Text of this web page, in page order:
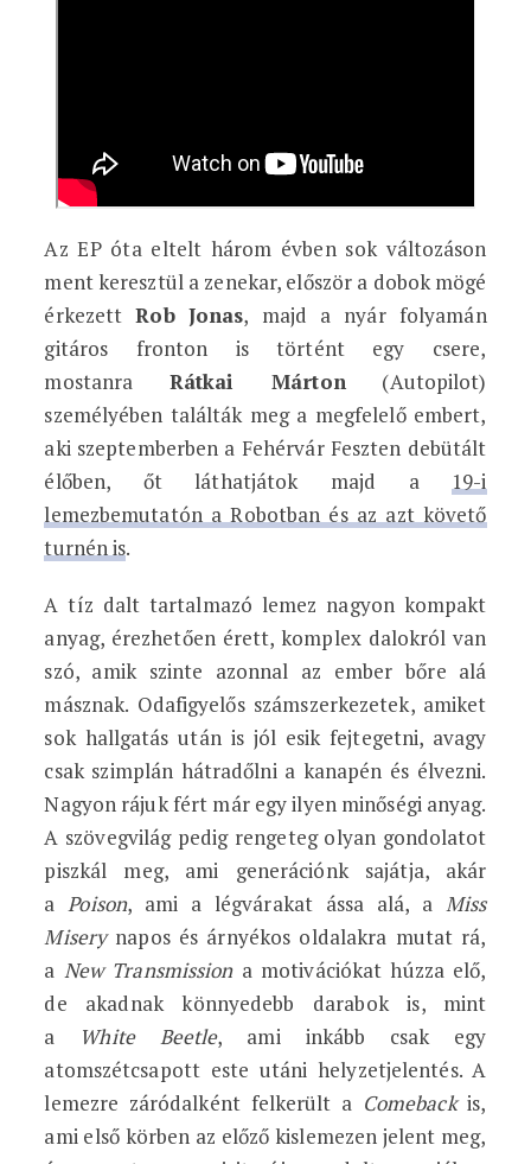
Az EP óta eltelt három évben sok változáson
ment keresztül a zenekar, először a dobok mögé
érkezettRob Jonas, majd a nyár folyamán
gitáros fronton is történt egy csere,
mostanra Rátkai Márton(Autopilot)
személyében találták meg a megfelelő embert,
aki szeptemberben a Fehérvár Feszten debütált
élőben, őt láthatjátok majd a 19-i
lemezbemutatón a Robotban és az azt követő
turnén is.
A tíz dalt tartalmazó lemez nagyon kompakt
anyag, érezhetően érett, komplex dalokról van
szó, amik szinte azonnal az ember bőre alá
másznak. Odafigyelős számszerkezetek, amiket
sok hallgatás után is jól esik fejtegetni, avagy
csak szimplán hátradőlni a kanapén és élvezni.
Nagyon rájuk fért már egy ilyen minőségi anyag.
A szövegvilág pedig rengeteg olyan gondolatot
piszkál meg, ami generációnk sajátja, akár
aPoison, ami a légvárakat ássa alá, a Miss
Miserynapos és árnyékos oldalakra mutat rá,
a New Transmissiona motivációkat húzza elő,
de akadnak könnyedebb darabok is, mint
a
White Beetle, ami inkább csak egy
atomszétcsapott este utáni helyzetjelentés. A
lemezre záródalként felkerült a Comebackis,
ami első körben az előző kislemezen jelent meg,